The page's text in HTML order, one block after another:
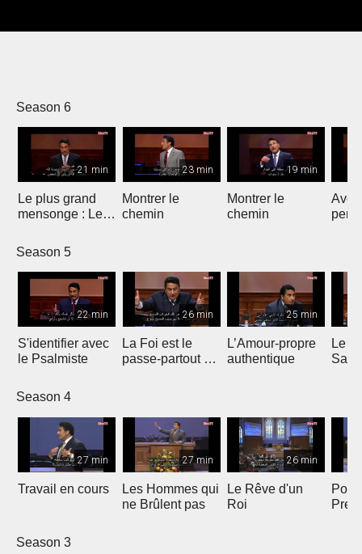
Season 6
21 min
Le plus grand
mensonge : Le
23 min
Montrer le
chemin
19 min
Montrer le
chemin
Season 5
22 min
S'identifier avec
le Psalmiste
26 min
La Foi est le
passe-partout de
25 min
L’Amour-propre
authentique
Le
Sain
Season 4
27 min
Travail en cours
27 min
Les Hommes qui
ne Brûlent pas
26 min
Le Rêve d'un
Roi
Season 3